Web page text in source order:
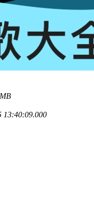
13:40:09.000